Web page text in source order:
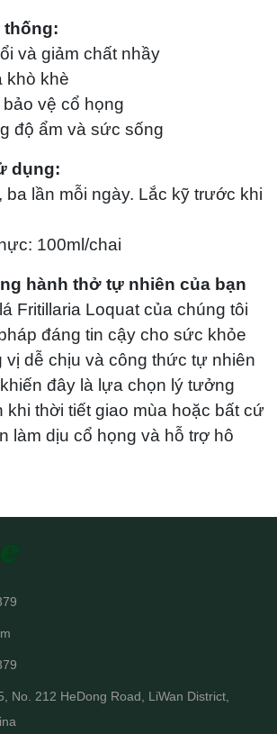
thống:
và giảm chất nhầy
khò khè
vệ cổ họng
độ ẩm và sức sống
dụng:
ba lần mỗi ngày. Lắc kỹ trước khi
100ml/chai
hành thở tự nhiên của bạn
Fritillaria Loquat của chúng tôi
đáng tin cậy cho sức khỏe
vị dễ chịu và công thức tự nhiên
đây là lựa chọn lý tưởng
khi thời tiết giao mùa hoặc bất cứ
làm dịu cổ họng và hỗ trợ hô
No. 212 HeDong Road, LiWan District,